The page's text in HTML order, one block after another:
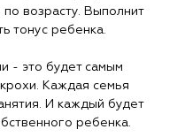
возрасту. Выполнит
тонус ребенка.
- это будет самым
Каждая семья
И каждый будет
ребенка.